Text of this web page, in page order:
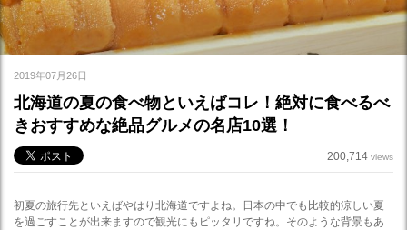
2019年07月26日
北海道の夏の食べ物といえばコレ！絶対に食べるべ
きおすすめな絶品グルメの名店10選！
200,714 views
初夏の旅行先といえばやはり北海道ですよね。日本の中でも比較的涼しい夏
を過ごすことが出来ますので観光にもピッタリですね。そのような背景もあ